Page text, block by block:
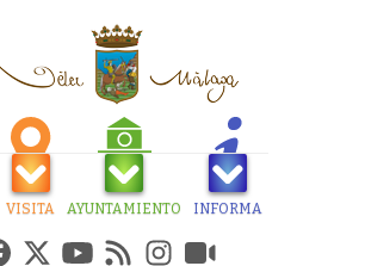
VISITA AYUNTAMIENTO INFORMA